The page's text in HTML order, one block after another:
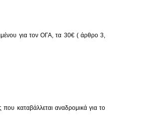
για τον ΟΓΑ, τα 30€ ( άρθρο 3,
καταβάλλεται αναδρομικά για το